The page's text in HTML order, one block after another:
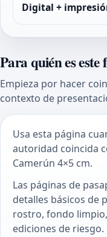
Digital +
Para quién es
Empieza por hacer
contexto de
Usa esta página
autoridad coincida
Camerún 4×5 cm.
Las páginas de
detalles básicos de
rostro, fondo
ediciones de riesgo.